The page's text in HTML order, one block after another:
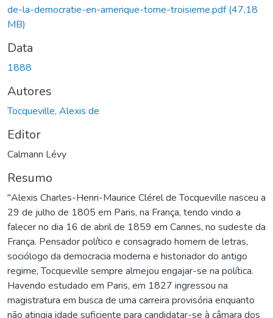
de-la-democratie-en-amerique-tome-troisieme.pdf(47,18
MB)
Data
1888
Autores
Tocqueville, Alexis de
Editor
Calmann Lévy
Resumo
"Alexis Charles-Henri-Maurice Clérel de Tocqueville nasceu a
29 de julho de 1805 em Paris, na França, tendo vindo a
falecer no dia 16 de abril de 1859 em Cannes, no sudeste da
França. Pensador político e consagrado homem de letras,
sociólogo da democracia moderna e historiador do antigo
regime, Tocqueville sempre almejou engajar-se na política.
Havendo estudado em Paris, em 1827 ingressou na
magistratura em busca de uma carreira provisória enquanto
não atingia idade suficiente para candidatar-se à câmara dos